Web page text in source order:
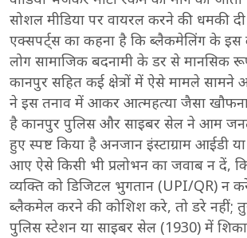
सोशल मीडिया पर वायरल करने की धमकी
एक्सपर्ट्स का कहना है कि ब्लैकमेलिंग के
लोग सामाजिक बदनामी के डर से मानसिक
कानपुर सहित कई क्षेत्रों में ऐसे मामले सामने
ने इस तनाव में आकर आत्महत्या जैसा
है कानपुर पुलिस और साइबर सेल ने आम
हुए स्पष्ट किया है अनजान इंस्टाग्राम आईडी
आए ऐसे किसी भी प्रलोभन का जवाब न दें,
व्यक्ति को डिजिटल भुगतान (UPI/QR) न
ब्लैकमेल करने की कोशिश करे, तो डरे नहीं;
पुलिस स्टेशन या साइबर सेल (1930) में